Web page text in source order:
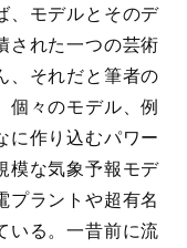
、モデルとそのデ
された一つの芸術
、それだと筆者の
個々のモデル、例
に作り込むパワー
模な気象予報モデ
プラントや超有名
いる。一昔前に流